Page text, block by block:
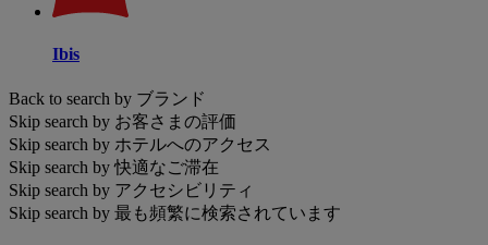
Ibis
Back to search by ブランド
Skip search by お客さまの評価
Skip search by ホテルへのアクセス
Skip search by 快適なご滞在
Skip search by アクセシビリティ
Skip search by 最も頻繁に検索されています